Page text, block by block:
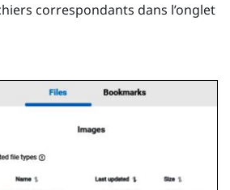
correspondants dans l’onglet